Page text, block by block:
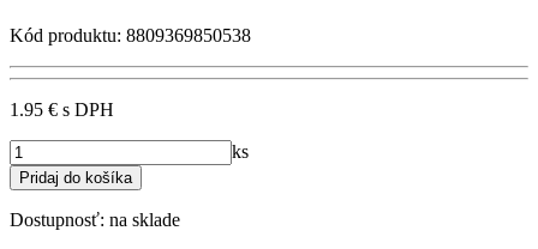
Kód produktu: 8809369850538
1.95 € s DPH
ks
Dostupnosť: na sklade